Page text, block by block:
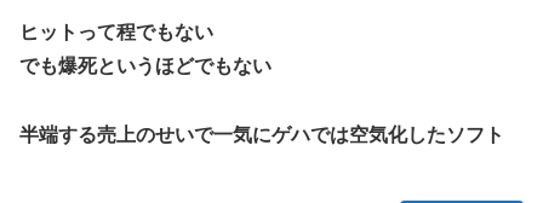
ヒットって程でもない
でも爆死というほどでもない
半端する売上のせいで一気にゲハでは空気化したソフト